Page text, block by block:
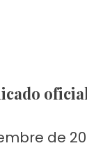
de